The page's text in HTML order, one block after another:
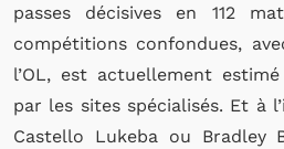
passes décisives en 112
compétitions confondues,
l’OL, est actuellement
par les sites spécialisés. Et à
Castello Lukeba ou Bradley